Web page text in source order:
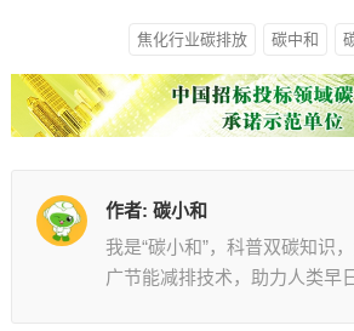
焦化行业碳排放 碳中和
作者: 碳小和
我是“碳小和”，科普双碳知识
广节能减排技术，助力人类早